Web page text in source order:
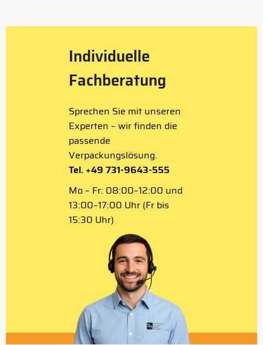
Individuelle
Fachberatung
Sprechen Sie mit unseren
Experten – wir finden die
passende
Verpackungslösung.
Tel. +49 731-9643-555
Mo – Fr: 08:00–12:00 und
13:00–17:00 Uhr (Fr bis
15:30 Uhr)